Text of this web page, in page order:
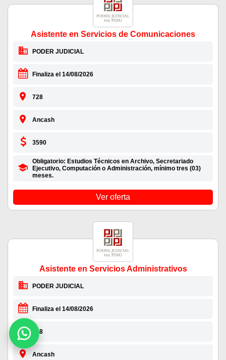
Asistente en Servicios de Comunicaciones
PODER JUDICIAL
Finaliza el 14/08/2026
728
Ancash
3590
Obligatorio: Estudios Técnicos en Archivo, Secretariado
Ejecutivo, Computación o Administración, mínimo tres (03)
meses.
Ver oferta
Asistente en Servicios Administrativos
PODER JUDICIAL
Finaliza el 14/08/2026
728
Ancash